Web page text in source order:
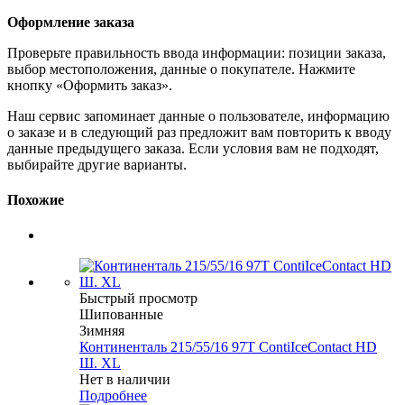
Оформление заказа
Проверьте правильность ввода информации: позиции заказа,
выбор местоположения, данные о покупателе. Нажмите
кнопку «Оформить заказ».
Наш сервис запоминает данные о пользователе, информацию
о заказе и в следующий раз предложит вам повторить к вводу
данные предыдущего заказа. Если условия вам не подходят,
выбирайте другие варианты.
Похожие
Быстрый просмотр
Шипованные
Зимняя
Континенталь 215/55/16 97T ContiIceContact HD
Ш. XL
Нет в наличии
Подробнее